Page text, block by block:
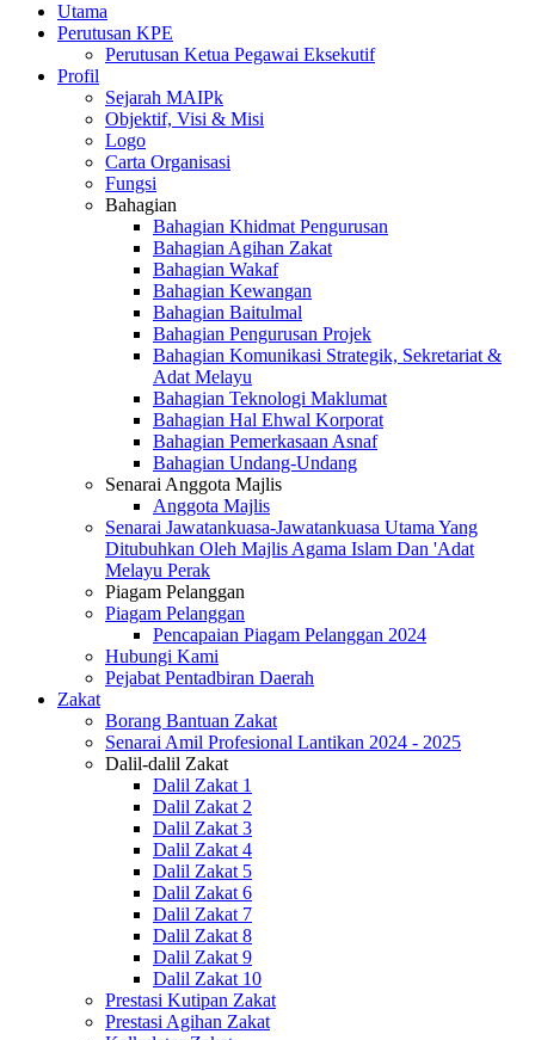
Utama
Perutusan KPE
Perutusan Ketua Pegawai Eksekutif
Profil
Sejarah MAIPk
Objektif, Visi & Misi
Logo
Carta Organisasi
Fungsi
Bahagian
Bahagian Khidmat Pengurusan
Bahagian Agihan Zakat
Bahagian Wakaf
Bahagian Kewangan
Bahagian Baitulmal
Bahagian Pengurusan Projek
Bahagian Komunikasi Strategik, Sekretariat &
Adat Melayu
Bahagian Teknologi Maklumat
Bahagian Hal Ehwal Korporat
Bahagian Pemerkasaan Asnaf
Bahagian Undang-Undang
Senarai Anggota Majlis
Anggota Majlis
Senarai Jawatankuasa-Jawatankuasa Utama Yang
Ditubuhkan Oleh Majlis Agama Islam Dan 'Adat
Melayu Perak
Piagam Pelanggan
Piagam Pelanggan
Pencapaian Piagam Pelanggan 2024
Hubungi Kami
Pejabat Pentadbiran Daerah
Zakat
Borang Bantuan Zakat
Senarai Amil Profesional Lantikan 2024 - 2025
Dalil-dalil Zakat
Dalil Zakat 1
Dalil Zakat 2
Dalil Zakat 3
Dalil Zakat 4
Dalil Zakat 5
Dalil Zakat 6
Dalil Zakat 7
Dalil Zakat 8
Dalil Zakat 9
Dalil Zakat 10
Prestasi Kutipan Zakat
Prestasi Agihan Zakat